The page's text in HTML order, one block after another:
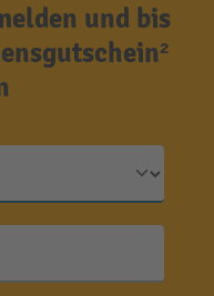
und bis